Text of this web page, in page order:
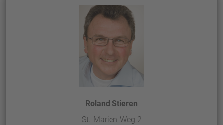
Roland Stieren
St.-Marien-Weg 2